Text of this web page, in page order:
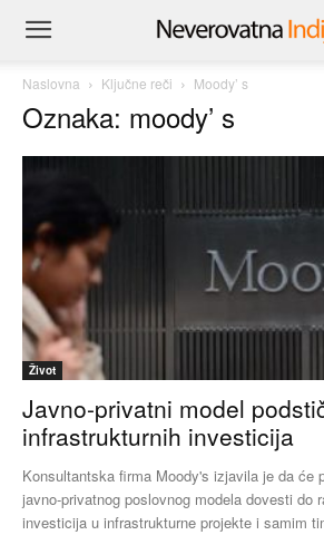
Naslovna Ključne reči Moody’ s
Oznaka: moody’ s
Život
Javno-privatni model
infrastrukturnih investicija
Konsultantska firma Moody's izjavila je da će
javno-privatnog poslovnog modela dovesti do
investicija u infrastrukturne projekte i samim